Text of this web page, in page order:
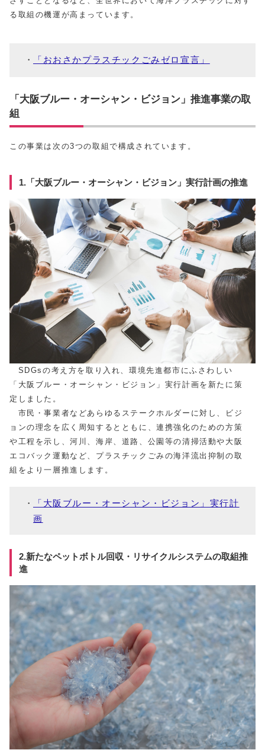
る取組の機運が高まっています。
「おおさかプラスチックごみゼロ宣言」
「大阪ブルー・オーシャン・ビジョン」推進事業の取
組
この事業は次の3つの取組で構成されています。
1.「大阪ブルー・オーシャン・ビジョン」実行計画の推進
SDGsの考え方を取り入れ、環境先進都市にふさわしい
「大阪ブルー・オーシャン・ビジョン」実行計画を新たに策
定しました。
市民・事業者などあらゆるステークホルダーに対し、ビジ
ョンの理念を広く周知するとともに、連携強化のための方策
や工程を示し、河川、海岸、道路、公園等の清掃活動や大阪
エコバック運動など、プラスチックごみの海洋流出抑制の取
組をより一層推進します。
「大阪ブルー・オーシャン・ビジョン」実行計
画
2.新たなペットボトル回収・リサイクルシステムの取組推
進